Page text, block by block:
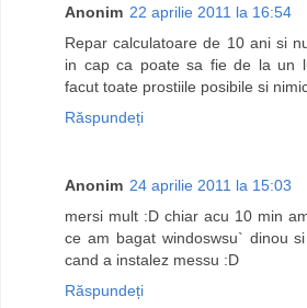
Anonim 22 aprilie 2011 la 16:54
Repar calculatoare de 10 ani si
in cap ca poate sa fie de la un
facut toate prostiile posibile si
Răspundeți
Anonim 24 aprilie 2011 la 15:03
mersi mult :D chiar acu 10 min
ce am bagat windoswsu` dinou
cand a instalez messu :D
Răspundeți